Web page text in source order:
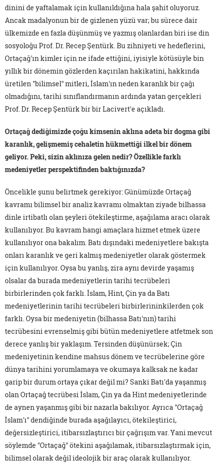
dinini de yaftalamak için kullanıldığına hala şahit oluyoruz.
Ancak madalyonun bir de gizlenen yüzü var; bu sürece dair
ülkemizde en fazla düşünmüş ve yazmış olanlardan biri ise din
sosyoloğu Prof. Dr. Recep Şentürk. Bu zihniyeti ve hedeflerini,
Ortaçağ'ın kimler için ne ifade ettiğini, iyisiyle kötüsüyle bin
yıllık bir dönemin gözlerden kaçırılan hakikatini, hakkında
üretilen "bilimsel" mitleri, İslam'ın neden karanlık bir çağı
olmadığını, tarihi sınıflandırmanın ardında yatan gerçekleri
Prof. Dr. Recep Şentürk bir bir Lacivert'e açıkladı.
Ortaçağ dediğimizde çoğu kimsenin aklına adeta bir dogma gibi
karanlık, gelişmemiş cehaletin hükmettiği ilkel bir dönem
geliyor. Peki, sizin aklınıza gelen nedir? Özellikle farklı
medeniyetler perspektifinden baktığınızda?
Öncelikle şunu belirtmek gerekiyor: Günümüzde Ortaçağ
kavramı bilimsel bir analiz kavramı olmaktan ziyade bilhassa
dinle irtibatlı olan şeyleri ötekileştirme, aşağılama aracı olarak
kullanılıyor. Bu kavram hangi amaçlara hizmet etmek üzere
kullanılıyor ona bakalım. Batı dışındaki medeniyetlere bakışta
onları karanlık ve geri kalmış medeniyetler olarak göstermek
için kullanılıyor. Oysa bu yanlış, zira aynı devirde yaşamış
olsalar da burada medeniyetlerin tarihi tecrübeleri
birbirlerinden çok farklı. İslam, Hint, Çin ya da Batı
medeniyetlerinin tarihi tecrübeleri birbirlerininkilerden çok
farklı. Oysa bir medeniyetin (bilhassa Batı'nın) tarihi
tecrübesini evrenselmiş gibi bütün medeniyetlere atfetmek son
derece yanlış bir yaklaşım. Tersinden düşünürsek; Çin
medeniyetinin kendine mahsus dönem ve tecrübelerine göre
dünya tarihini yorumlamaya ve okumaya kalksak ne kadar
garip bir durum ortaya çıkar değil mi? Sanki Batı'da yaşanmış
olan Ortaçağ tecrübesi İslam, Çin ya da Hint medeniyetlerinde
de aynen yaşanmış gibi bir nazarla bakılıyor. Ayrıca "Ortaçağ
İslam'ı" dendiğinde burada aşağılayıcı, ötekileştirici,
değersizleştirici, itibarsızlaştırıcı bir çağrışım var. Yani mevcut
söylemde "Ortaçağ" ötekini aşağılamak, itibarsızlaştırmak için,
bilimsel olarak değil ideolojik bir araç olarak kullanılıyor.